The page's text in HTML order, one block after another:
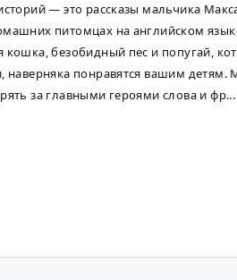
— это рассказы мальчика
питомцах на английском
кошка, безобидный пес и попугай,
наверняка понравятся вашим
за главными героями слова и фр